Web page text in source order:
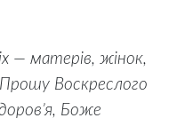
— матерів, жінок,
Воскреслого
Боже